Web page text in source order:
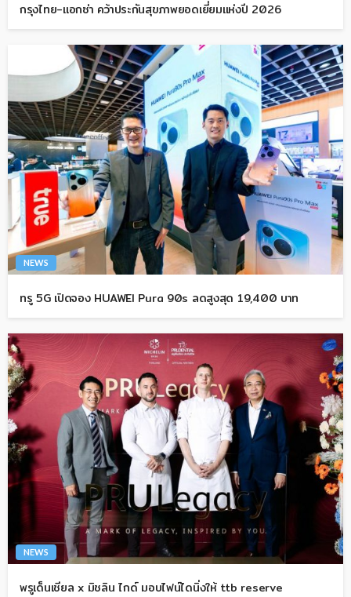
กรุงไทย-แอกซ่า คว้าประกันสุขภาพยอดเยี่ยมแห่งปี 2026
NEWS
ทรู 5G เปิดจอง HUAWEI Pura 90s ลดสูงสุด 19,400 บาท
NEWS
พรูเด็นเชียล x มิชลิน ไกด์ มอบไฟน์ไดนิ่งให้ ttb reserve